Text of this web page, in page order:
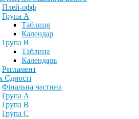
Плей-офф
Група А
Таблиця
Календар
Група В
Таблица
Календарь
Регламент
Єдності
Фінальна частина
Група А
Група В
Група С